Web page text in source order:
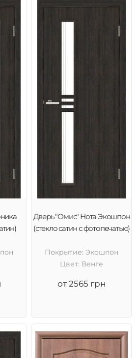
Дверь "Омис" Нота Экошпон
(стекло сатин с фотопечатью)
Покрытие: Экошпон
Цвет: Венге
от 2565 грн